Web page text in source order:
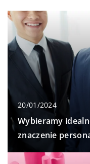
20/01/2024
Wybieramy
znaczenie